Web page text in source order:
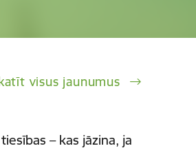
visus jaunumus
– kas jāzina, ja